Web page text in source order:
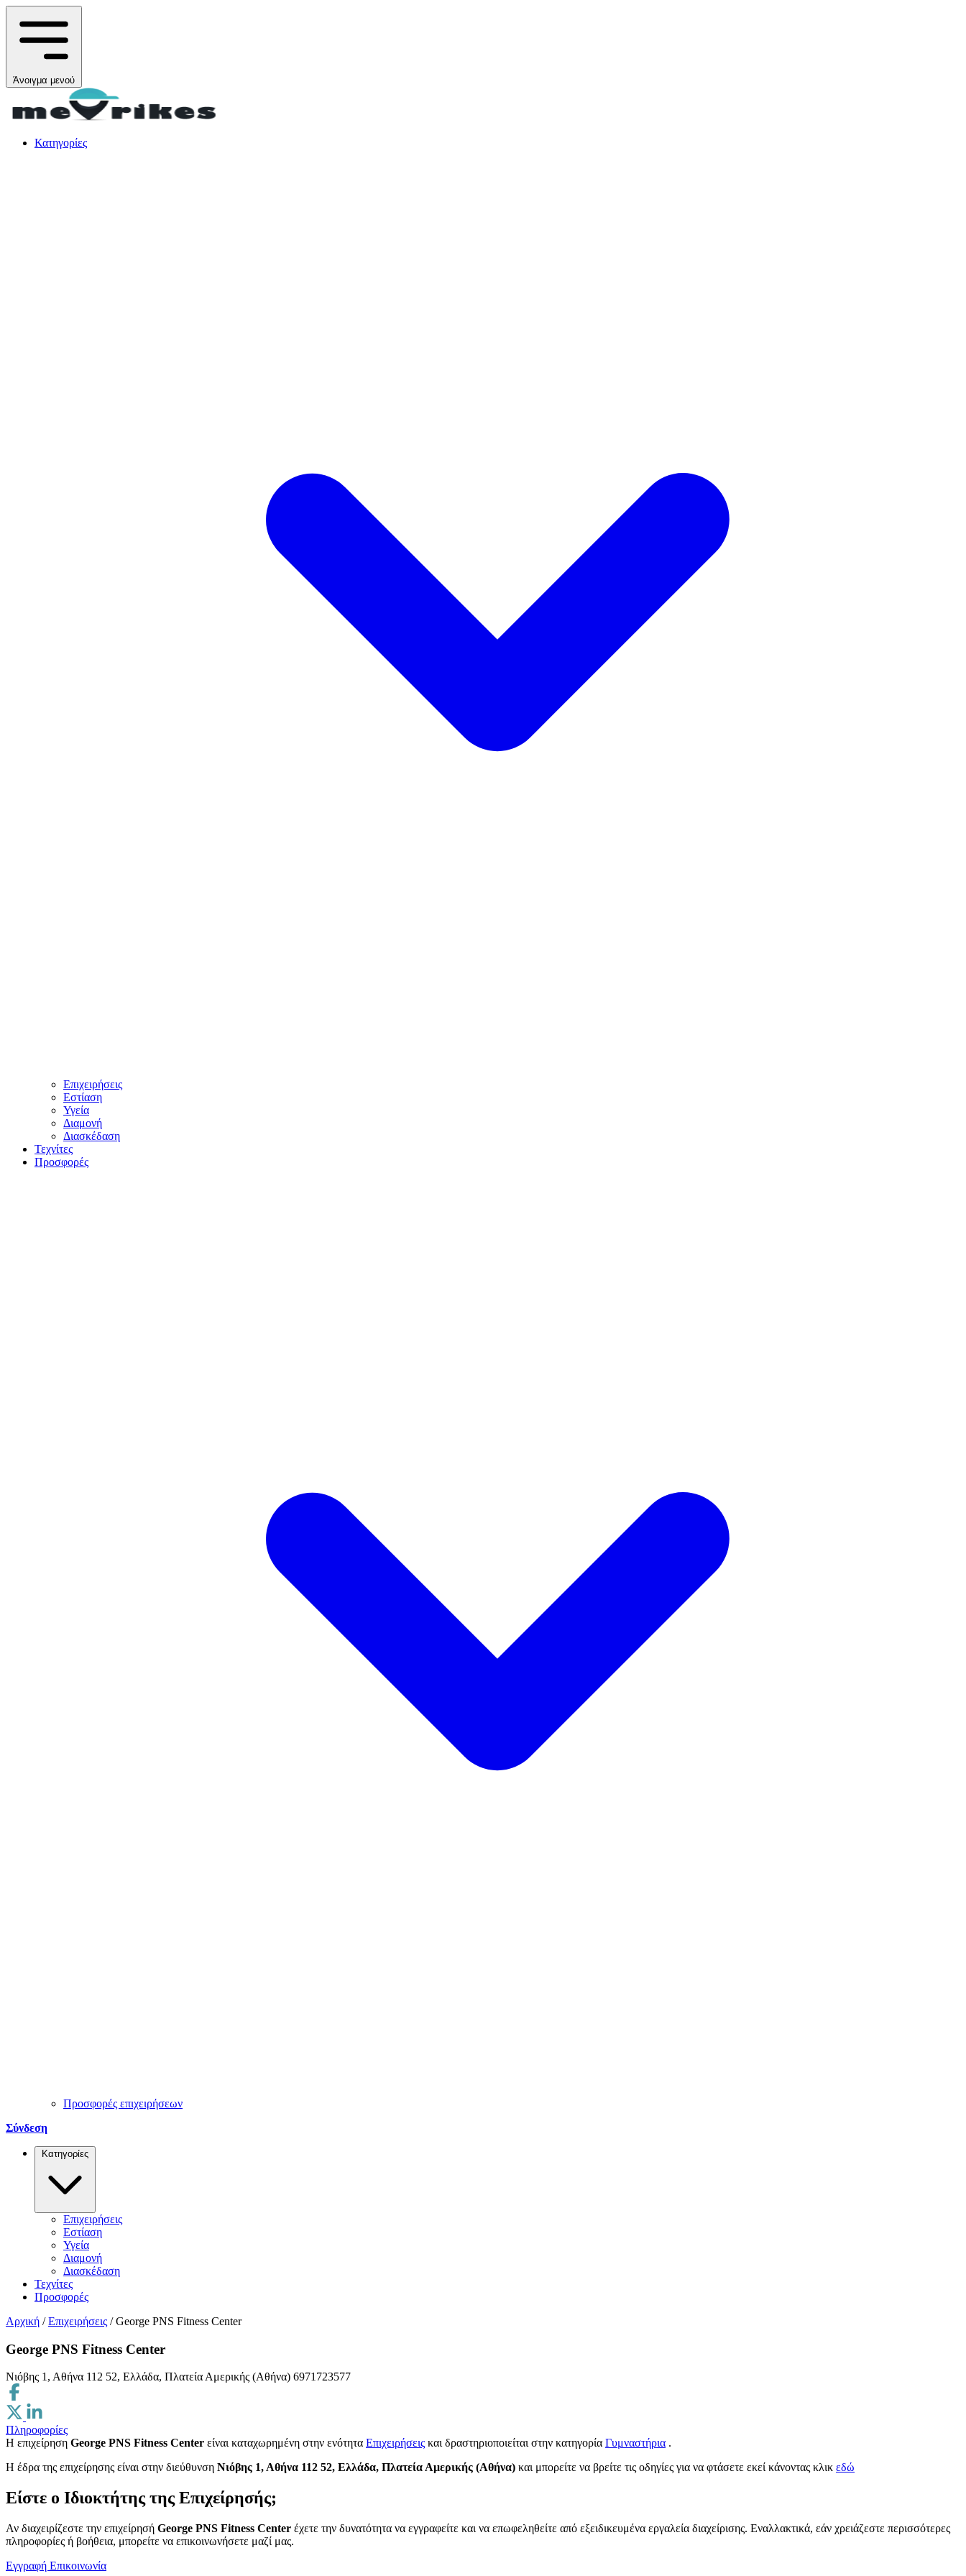
Άνοιγμα μενού
Κατηγορίες
Επιχειρήσεις
Εστίαση
Υγεία
Διαμονή
Διασκέδαση
Τεχνίτες
Προσφορές
Προσφορές επιχειρήσεων
Σύνδεση
Κατηγορίες
Επιχειρήσεις
Εστίαση
Υγεία
Διαμονή
Διασκέδαση
Τεχνίτες
Προσφορές
Αρχική / Επιχειρήσεις / George PNS Fitness Center
George PNS Fitness Center
Νιόβης 1, Αθήνα 112 52, Ελλάδα, Πλατεία Αμερικής (Αθήνα) 6971723577
Πληροφορίες
Η επιχείρηση George PNS Fitness Center είναι καταχωρημένη στην ενότητα Επιχειρήσεις και δραστηριοποιείται στην κατηγορία Γυμναστήρια .
H έδρα της επιχείρησης είναι στην διεύθυνση Νιόβης 1, Αθήνα 112 52, Ελλάδα, Πλατεία Αμερικής (Αθήνα) και μπορείτε να βρείτε τις οδηγίες για να φτάσετε εκεί κάνοντας κλικ εδώ
Είστε ο Ιδιοκτήτης της Επιχείρησής;
Αν διαχειρίζεστε την επιχείρησή George PNS Fitness Center έχετε την δυνατότητα να εγγραφείτε και να επωφεληθείτε από εξειδικευμένα εργαλεία διαχείρισης. Εναλλακτικά, εάν χρειάζεστε περισσότερες
πληροφορίες ή βοήθεια, μπορείτε να επικοινωνήσετε μαζί μας.
Εγγραφή Επικοινωνία